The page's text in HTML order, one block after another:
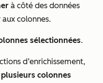
à côté des données
colonnes.
sélectionnées.
d’enrichissement,
colonnes